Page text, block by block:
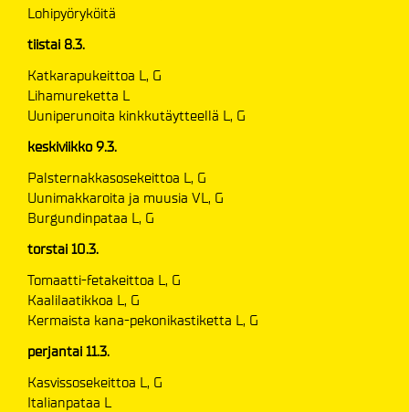
Lohipyöryköitä
tiistai 8.3.
Katkarapukeittoa L, G
Lihamureketta L
Uuniperunoita kinkkutäytteellä L, G
keskiviikko 9.3.
Palsternakkasosekeittoa L, G
Uunimakkaroita ja muusia VL, G
Burgundinpataa L, G
torstai 10.3.
Tomaatti-fetakeittoa L, G
Kaalilaatikkoa L, G
Kermaista kana-pekonikastiketta L, G
perjantai 11.3.
Kasvissosekeittoa L, G
Italianpataa L